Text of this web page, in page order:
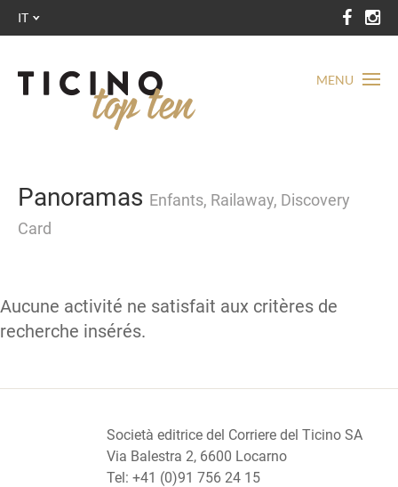
MENU
IT
Panoramas Enfants, Railaway, Discovery
Card
Aucune activité ne satisfait aux critères de
recherche insérés.
Società editrice del Corriere del Ticino SA
Via Balestra 2, 6600 Locarno
Tel: +41 (0)91 756 24 15